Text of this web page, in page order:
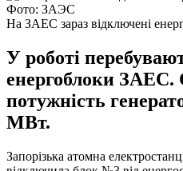
Фото: ЗАЭС
На ЗАЕС зараз відключені
У роботі
енергоблоки ЗАЕС.
потужність
МВт.
Запорізька атомна